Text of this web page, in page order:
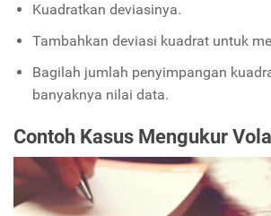
Kuadratkan deviasinya.
Tambahkan deviasi kuadrat untuk
Bagilah jumlah penyimpangan
banyaknya nilai data.
Contoh Kasus Mengukur